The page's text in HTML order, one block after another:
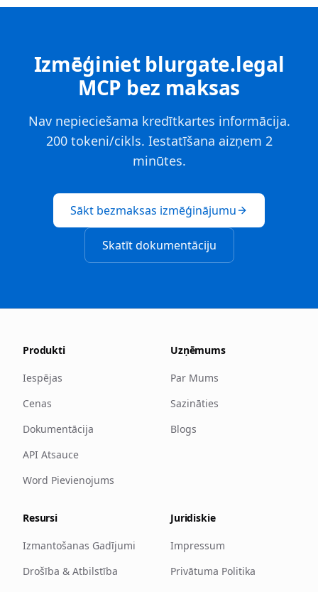
Izmēģiniet blurgate.legal
MCP bez maksas
Nav nepieciešama kredītkartes informācija.
200 tokeni/cikls. Iestatīšana aizņem 2
minūtes.
Sākt bezmaksas izmēģinājumu
Skatīt dokumentāciju
Produkti
Iespējas
Cenas
Dokumentācija
API Atsauce
Word Pievienojums
Uzņēmums
Par Mums
Sazināties
Blogs
Resursi
Izmantošanas Gadījumi
Drošība & Atbilstība
Juridiskie
Impressum
Privātuma Politika